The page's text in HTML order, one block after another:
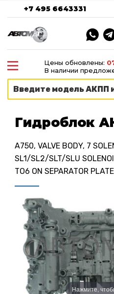
+7 495 6643331
Цены обновлены:
В наличии
Гидроблок
A750, VALVE BODY, 7
SL1/SL2/SLT/SLU
TO6 ON SEPARATOR PLATE
Нажмите,